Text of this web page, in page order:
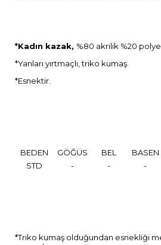
*Kadın kazak, %80 akrilik %20
*Yanları yırtmaçlı, triko kumaş.
*Esnektir.
BEDEN GÖĞÜS BEL BASEN
STD
- - -
*Triko kumaş olduğundan esnekliği